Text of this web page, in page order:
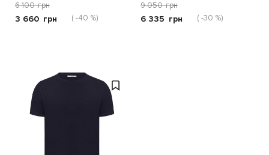
6 100 грн
3 660 грн ( -40 %)
9 050 грн
6 335 грн ( -30 %)